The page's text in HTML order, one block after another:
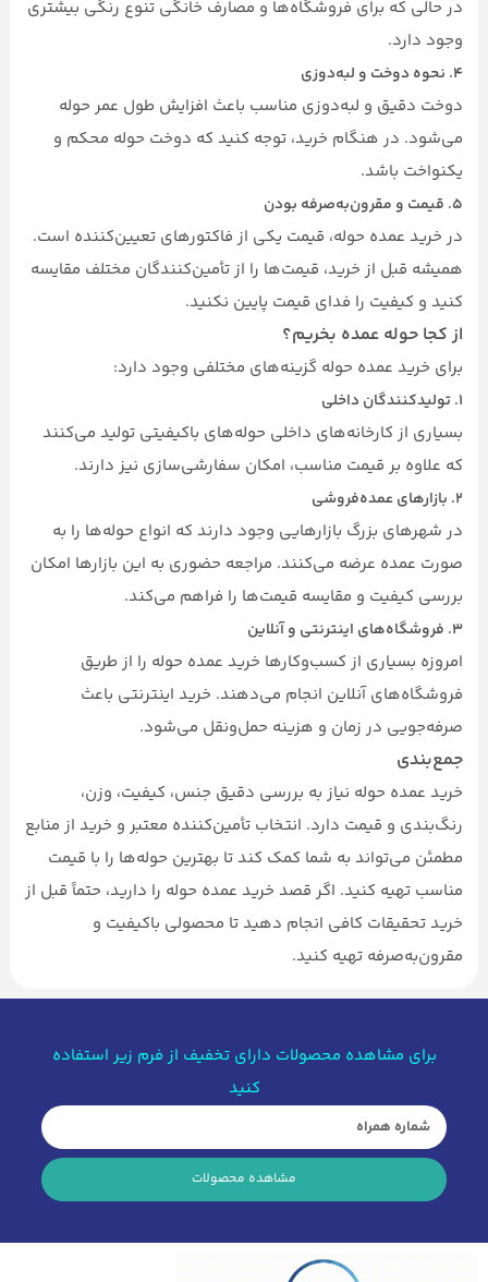
در حالی که برای فروشگاه‌ها و مصارف خانگی تنوع رنگی بیشتری
وجود دارد.
۴. نحوه دوخت و لبه‌دوزی
دوخت دقیق و لبه‌دوزی مناسب باعث افزایش طول عمر حوله
می‌شود. در هنگام خرید، توجه کنید که دوخت حوله محکم و
یکنواخت باشد.
۵. قیمت و مقرون‌به‌صرفه بودن
در خرید عمده حوله، قیمت یکی از فاکتورهای تعیین‌کننده است.
همیشه قبل از خرید، قیمت‌ها را از تأمین‌کنندگان مختلف مقایسه
کنید و کیفیت را فدای قیمت پایین نکنید.
از کجا حوله عمده بخریم؟
برای خرید عمده حوله گزینه‌های مختلفی وجود دارد:
۱. تولیدکنندگان داخلی
بسیاری از کارخانه‌های داخلی حوله‌های باکیفیتی تولید می‌کنند
که علاوه بر قیمت مناسب، امکان سفارشی‌سازی نیز دارند.
۲. بازارهای عمده‌فروشی
در شهرهای بزرگ بازارهایی وجود دارند که انواع حوله‌ها را به
صورت عمده عرضه می‌کنند. مراجعه حضوری به این بازارها امکان
بررسی کیفیت و مقایسه قیمت‌ها را فراهم می‌کند.
۳. فروشگاه‌های اینترنتی و آنلاین
امروزه بسیاری از کسب‌وکارها خرید عمده حوله را از طریق
فروشگاه‌های آنلاین انجام می‌دهند. خرید اینترنتی باعث
صرفه‌جویی در زمان و هزینه حمل‌ونقل می‌شود.
جمع‌بندی
خرید عمده حوله نیاز به بررسی دقیق جنس، کیفیت، وزن،
رنگ‌بندی و قیمت دارد. انتخاب تأمین‌کننده معتبر و خرید از منابع
مطمئن می‌تواند به شما کمک کند تا بهترین حوله‌ها را با قیمت
مناسب تهیه کنید. اگر قصد خرید عمده حوله را دارید، حتماً قبل از
خرید تحقیقات کافی انجام دهید تا محصولی باکیفیت و
مقرون‌به‌صرفه تهیه کنید.
برای مشاهده محصولات دارای تخفیف از فرم زیر استفاده
کنید
مشاهده محصولات